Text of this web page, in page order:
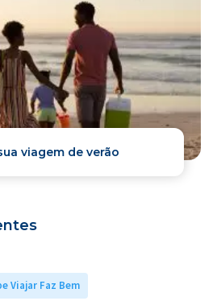
viagem de verão
Viajar Faz Bem